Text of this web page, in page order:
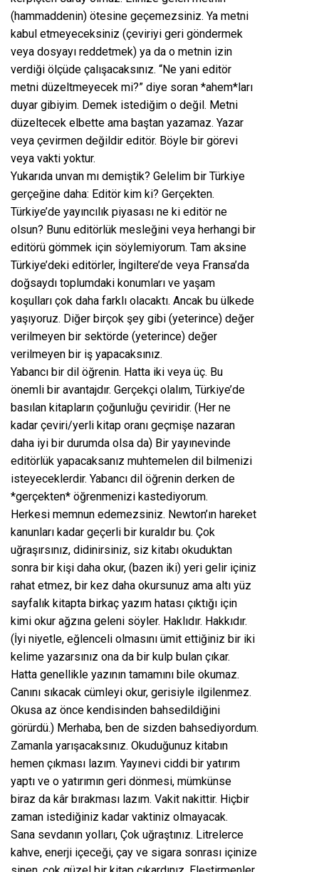
(hammaddenin) ötesine geçemezsiniz. Ya metni
kabul etmeyeceksiniz (çeviriyi geri göndermek
veya dosyayı reddetmek) ya da o metnin izin
verdiği ölçüde çalışacaksınız. “Ne yani editör
metni düzeltmeyecek mi?” diye soran *ahem*ları
duyar gibiyim. Demek istediğim o değil. Metni
düzeltecek elbette ama baştan yazamaz. Yazar
veya çevirmen değildir editör. Böyle bir görevi
veya vakti yoktur.
Yukarıda unvan mı demiştik? Gelelim bir Türkiye
gerçeğine daha: Editör kim ki? Gerçekten.
Türkiye’de yayıncılık piyasası ne ki editör ne
olsun? Bunu editörlük mesleğini veya herhangi bir
editörü gömmek için söylemiyorum. Tam aksine
Türkiye’deki editörler, İngiltere’de veya Fransa’da
doğsaydı toplumdaki konumları ve yaşam
koşulları çok daha farklı olacaktı. Ancak bu ülkede
yaşıyoruz. Diğer birçok şey gibi (yeterince) değer
verilmeyen bir sektörde (yeterince) değer
verilmeyen bir iş yapacaksınız.
Yabancı bir dil öğrenin. Hatta iki veya üç. Bu
önemli bir avantajdır. Gerçekçi olalım, Türkiye’de
basılan kitapların çoğunluğu çeviridir. (Her ne
kadar çeviri/yerli kitap oranı geçmişe nazaran
daha iyi bir durumda olsa da) Bir yayınevinde
editörlük yapacaksanız muhtemelen dil bilmenizi
isteyeceklerdir. Yabancı dil öğrenin derken de
*gerçekten* öğrenmenizi kastediyorum.
Herkesi memnun edemezsiniz. Newton’ın hareket
kanunları kadar geçerli bir kuraldır bu. Çok
uğraşırsınız, didinirsiniz, siz kitabı okuduktan
sonra bir kişi daha okur, (bazen iki) yeri gelir içiniz
rahat etmez, bir kez daha okursunuz ama altı yüz
sayfalık kitapta birkaç yazım hatası çıktığı için
kimi okur ağzına geleni söyler. Haklıdır. Hakkıdır.
(İyi niyetle, eğlenceli olmasını ümit ettiğiniz bir iki
kelime yazarsınız ona da bir kulp bulan çıkar.
Hatta genellikle yazının tamamını bile okumaz.
Canını sıkacak cümleyi okur, gerisiyle ilgilenmez.
Okusa az önce kendisinden bahsedildiğini
görürdü.) Merhaba, ben de sizden bahsediyordum.
Zamanla yarışacaksınız. Okuduğunuz kitabın
hemen çıkması lazım. Yayınevi ciddi bir yatırım
yaptı ve o yatırımın geri dönmesi, mümkünse
biraz da kâr bırakması lazım. Vakit nakittir. Hiçbir
zaman istediğiniz kadar vaktiniz olmayacak.
Sana sevdanın yolları, Çok uğraştınız. Litrelerce
kahve, enerji içeceği, çay ve sigara sonrası içinize